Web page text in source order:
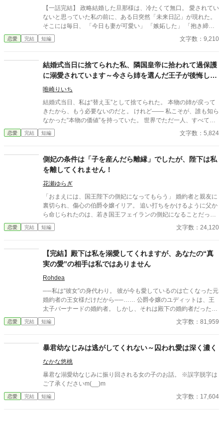
【一話完結】 政略結婚した旦那様は、冷たくて無口。 愛されてい
ないと思っていた私の前に、ある日突然「未来日記」が現れた。
そこには毎日、 「今日も妻が可愛い」 「嫉妬した」 「抱き締め
たい」 と、旦那様の本音が綴られていて……？ 感情を伝えられな
い不器用すぎる公爵と、本心を知ってしまった妻が紡ぐ、じれ甘
恋愛 完結 短編 文字数：9,210
結婚式当日に捨てられた私、隣国皇帝に拾われて過保護
に溺愛されています～今さら姉を選んだ王子が後悔して
も手遅れです～
唯崎りいち
結婚式当日、私は“替え玉”として捨てられた。 本物の姉が戻って
きたから、もう必要ないのだと。 けれど—— 私こそが、誰も知ら
なかった“本物の価値”を持っていた。 世界でただ一人、すべてを
癒す力。 そして、その価値を知るただ一人の人が、皇帝となって
私を迎えに来る。 これは、すべてを失った少女が、本当に必要と
恋愛 完結 短編 文字数：5,824
側妃の条件は「子を産んだら離縁」でしたが、陛下は私
を離してくれません！
花瀬ゆらぎ
「おまえには、国王陛下の側妃になってもらう」 婚約者と親友に
裏切られ、傷心の伯爵令嬢イリア。 追い打ちをかけるように父か
ら命じられたのは、若き国王フェイランの側妃になることだっ
た。 しかし、王宮で待っていたのは、「世継ぎを産んだら離縁」
という非情な条件。 夫となったフェイランは冷たく、侍女からは
ど、イリアは知ってしまう。 彼が兄の死と誤解に苦しみ、誰より
も孤独の中にいることを──。 「私は、陛下の幸せを願っており
ます。だから……離縁してください」 フェイランを想い、身を引
こうとしたイリア。 しかし、無関心だったはずの陛下が、イリア
を強く抱きしめて……！？ 「離縁する気か？ 許さない。私の心
を乱しておいて、逃げられると思うな」 凍てついた王の心を溶か
したのは、売られた側妃の純真な愛。 孤独な陛下に執着され、正
妃へと昇り詰める逆転ラブロマンス！
恋愛 完結 短編 文字数：24,120
【完結】殿下は私を溺愛してくれますが、あなたの“真
実の愛”の相手は私ではありません
Rohdea
──私は“彼女”の身代わり。 彼が今も愛しているのは亡くなった元
婚約者の王女様だけだから──…… 公爵令嬢のユディットは、王
太子バーナードの婚約者。 しかし、それは殿下の婚約者だった隣
国の王女が亡くなってしまい、 国内の令嬢の中から一番身分が高
い……それだけの理由で新たに選ばれただけ。 バーナード殿下は
の度にユディットの心は苦しくなっていく。 こんな自分が彼の婚
約者でいていいのか。 自分のような理由で互いの気持ちを無視し
て決められた婚約者は、 バーナードが再び心惹かれる“真実の
愛”の相手を見つける邪魔になっているだけなのでは？ そんな心
揺れる日々の中、 二人の前に、亡くなった王女とそっくりの女性
生きている…… なんて噂もあって────
恋愛 完結 短編 文字数：81,959
暴君幼なじみは逃がしてくれない～囚われ愛は深く濃く
なかな悠桃
暴君な溺愛幼なじみに振り回される女の子のお話。 ※誤字脱字は
ご了承くださいm(__)m
恋愛 完結 短編 文字数：17,604